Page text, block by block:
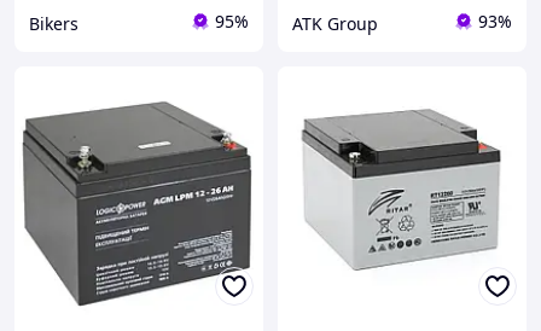
Bikers 95% ATK Group 93%